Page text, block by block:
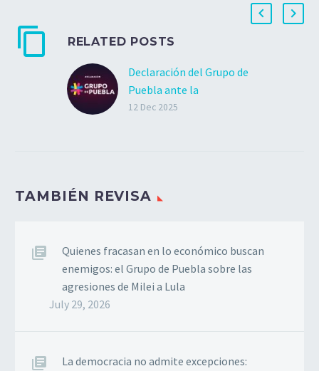
RELATED POSTS
Declaración del Grupo de
Puebla ante la
aprehensión del
preocupación ante la
Plurinacional de Bolivia,
Luis Arce Catacora,
ocurrida este miércoles
12 Dec 2025
TAMBIÉN REVISA
Quienes fracasan en lo económico buscan
enemigos: el Grupo de Puebla sobre las
agresiones de Milei a Lula
July 29, 2026
La democracia no admite excepciones: